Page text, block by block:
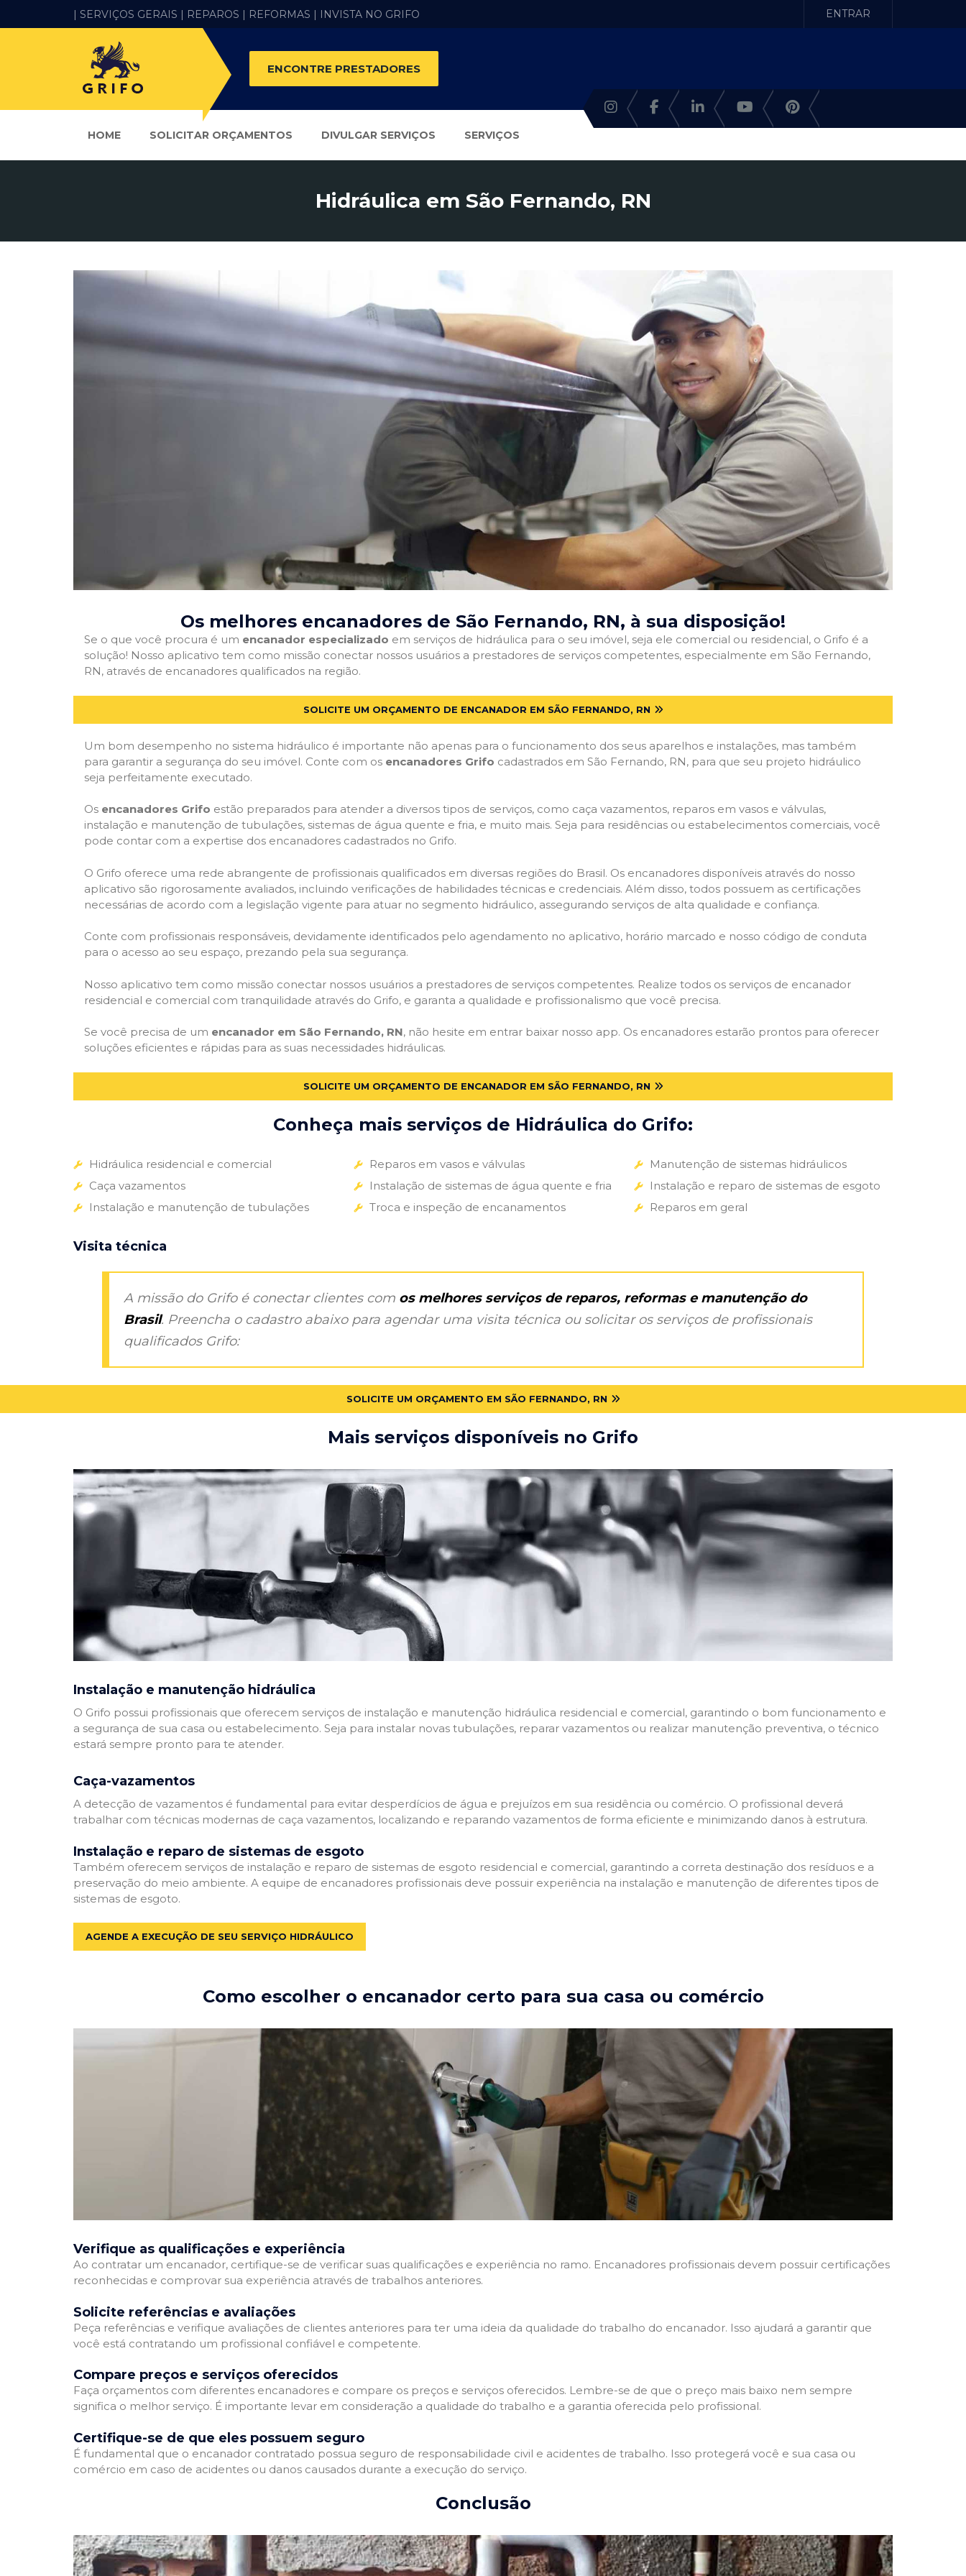
| SERVIÇOS GERAIS | REPAROS | REFORMAS | INVISTA NO GRIFO ENTRAR
ENCONTRE PRESTADORES
HOME SOLICITAR ORÇAMENTOS DIVULGAR SERVIÇOS SERVIÇOS
Hidráulica em São Fernando, RN
Os melhores encanadores de São Fernando, RN, à sua disposição!
Se o que você procura é um encanador especializado em serviços de hidráulica para o seu imóvel, seja ele comercial ou residencial, o Grifo é a
solução! Nosso aplicativo tem como missão conectar nossos usuários a prestadores de serviços competentes, especialmente em São Fernando,
RN, através de encanadores qualificados na região.
SOLICITE UM ORÇAMENTO DE ENCANADOR EM SÃO FERNANDO, RN
Um bom desempenho no sistema hidráulico é importante não apenas para o funcionamento dos seus aparelhos e instalações, mas também
para garantir a segurança do seu imóvel. Conte com os encanadores Grifo cadastrados em São Fernando, RN, para que seu projeto hidráulico
seja perfeitamente executado.
Os encanadores Grifo estão preparados para atender a diversos tipos de serviços, como caça vazamentos, reparos em vasos e válvulas,
instalação e manutenção de tubulações, sistemas de água quente e fria, e muito mais. Seja para residências ou estabelecimentos comerciais, você
pode contar com a expertise dos encanadores cadastrados no Grifo.
O Grifo oferece uma rede abrangente de profissionais qualificados em diversas regiões do Brasil. Os encanadores disponíveis através do nosso
aplicativo são rigorosamente avaliados, incluindo verificações de habilidades técnicas e credenciais. Além disso, todos possuem as certificações
necessárias de acordo com a legislação vigente para atuar no segmento hidráulico, assegurando serviços de alta qualidade e confiança.
Conte com profissionais responsáveis, devidamente identificados pelo agendamento no aplicativo, horário marcado e nosso código de conduta
para o acesso ao seu espaço, prezando pela sua segurança.
Nosso aplicativo tem como missão conectar nossos usuários a prestadores de serviços competentes. Realize todos os serviços de encanador
residencial e comercial com tranquilidade através do Grifo, e garanta a qualidade e profissionalismo que você precisa.
Se você precisa de um encanador em São Fernando, RN, não hesite em entrar baixar nosso app. Os encanadores estarão prontos para oferecer
soluções eficientes e rápidas para as suas necessidades hidráulicas.
SOLICITE UM ORÇAMENTO DE ENCANADOR EM SÃO FERNANDO, RN
Conheça mais serviços de Hidráulica do Grifo:
Hidráulica residencial e comercial
Caça vazamentos
Instalação e manutenção de tubulações
Reparos em vasos e válvulas
Instalação de sistemas de água quente e fria
Troca e inspeção de encanamentos
Manutenção de sistemas hidráulicos
Instalação e reparo de sistemas de esgoto
Reparos em geral
Visita técnica
A missão do Grifo é conectar clientes com os melhores serviços de reparos, reformas e manutenção do
Brasil. Preencha o cadastro abaixo para agendar uma visita técnica ou solicitar os serviços de profissionais
qualificados Grifo:
SOLICITE UM ORÇAMENTO EM SÃO FERNANDO, RN
Mais serviços disponíveis no Grifo
Instalação e manutenção hidráulica
O Grifo possui profissionais que oferecem serviços de instalação e manutenção hidráulica residencial e comercial, garantindo o bom funcionamento e
a segurança de sua casa ou estabelecimento. Seja para instalar novas tubulações, reparar vazamentos ou realizar manutenção preventiva, o técnico
estará sempre pronto para te atender.
Caça-vazamentos
A detecção de vazamentos é fundamental para evitar desperdícios de água e prejuízos em sua residência ou comércio. O profissional deverá
trabalhar com técnicas modernas de caça vazamentos, localizando e reparando vazamentos de forma eficiente e minimizando danos à estrutura.
Instalação e reparo de sistemas de esgoto
Também oferecem serviços de instalação e reparo de sistemas de esgoto residencial e comercial, garantindo a correta destinação dos resíduos e a
preservação do meio ambiente. A equipe de encanadores profissionais deve possuir experiência na instalação e manutenção de diferentes tipos de
sistemas de esgoto.
AGENDE A EXECUÇÃO DE SEU SERVIÇO HIDRÁULICO
Como escolher o encanador certo para sua casa ou comércio
Verifique as qualificações e experiência
Ao contratar um encanador, certifique-se de verificar suas qualificações e experiência no ramo. Encanadores profissionais devem possuir certificações
reconhecidas e comprovar sua experiência através de trabalhos anteriores.
Solicite referências e avaliações
Peça referências e verifique avaliações de clientes anteriores para ter uma ideia da qualidade do trabalho do encanador. Isso ajudará a garantir que
você está contratando um profissional confiável e competente.
Compare preços e serviços oferecidos
Faça orçamentos com diferentes encanadores e compare os preços e serviços oferecidos. Lembre-se de que o preço mais baixo nem sempre
significa o melhor serviço. É importante levar em consideração a qualidade do trabalho e a garantia oferecida pelo profissional.
Certifique-se de que eles possuem seguro
É fundamental que o encanador contratado possua seguro de responsabilidade civil e acidentes de trabalho. Isso protegerá você e sua casa ou
comércio em caso de acidentes ou danos causados durante a execução do serviço.
Conclusão